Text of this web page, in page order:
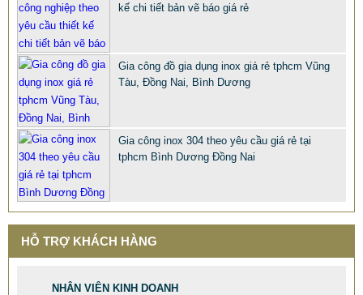
NỘI NGOẠI THẤT
SP: PHU KIEN CHUP CHAN INOX 316 201 304 XI MA VANG
kế chi tiết bản vẽ báo giá rẻ
Gia công đồ gia dụng inox giá rẻ tphcm Vũng
Tàu, Đồng Nai, Bình Dương
Gia công inox 304 theo yêu cầu giá rẻ tại
tphcm Bình Dương Đồng Nai
HỖ TRỢ KHÁCH HÀNG
NHÂN VIÊN KINH DOANH